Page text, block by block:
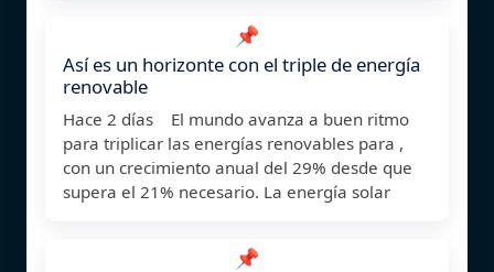
📌
Así es un horizonte con el triple de energía
renovable
Hace 2 días El mundo avanza a buen ritmo
para triplicar las energías renovables para ,
con un crecimiento anual del 29% desde que
supera el 21% necesario. La energía solar
📌